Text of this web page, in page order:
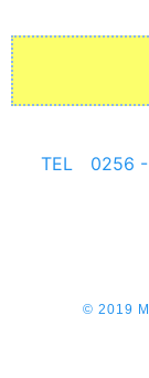
TEL 0256
© 2019